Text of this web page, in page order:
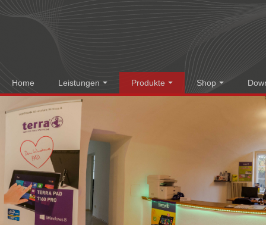
Home Leistungen Produkte Shop